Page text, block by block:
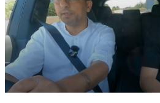
Βελιγράδι (4 αστέρων με
- Late check-out 03/08 έως 14:30
- Εκδρομή τη δεύτερη μέρα στο
και περιπατητική ξενάγηση της